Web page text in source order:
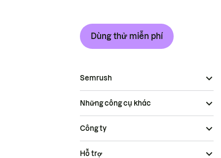
Dùng thử miễn phí
Semrush
Những công cụ khác
Công ty
Hỗ trợ